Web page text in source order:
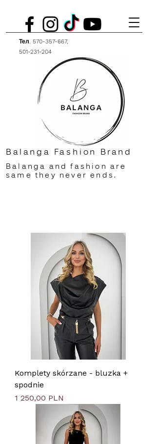
Тел. 570-357-667,
501-231-204
Balanga Fashion Brand
Balanga and fashion are
same they never ends.
Komplety skórzane - bluzka +
spodnie
Цена
1 250,00 PLN